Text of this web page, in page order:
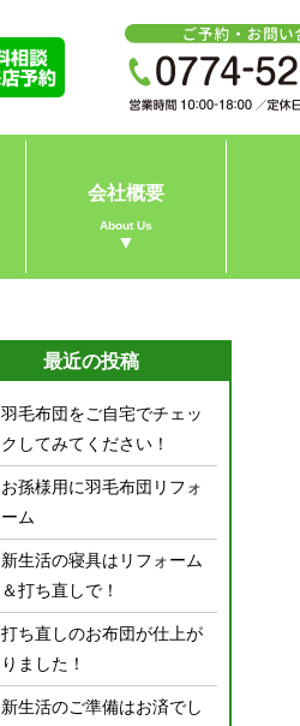
会社概要
About Us
▼
最近の投稿
羽毛布団をご自宅でチェッ
クしてみてください！
お孫様用に羽毛布団リフォ
ーム
新生活の寝具はリフォーム
＆打ち直しで！
打ち直しのお布団が仕上が
りました！
新生活のご準備はお済でし